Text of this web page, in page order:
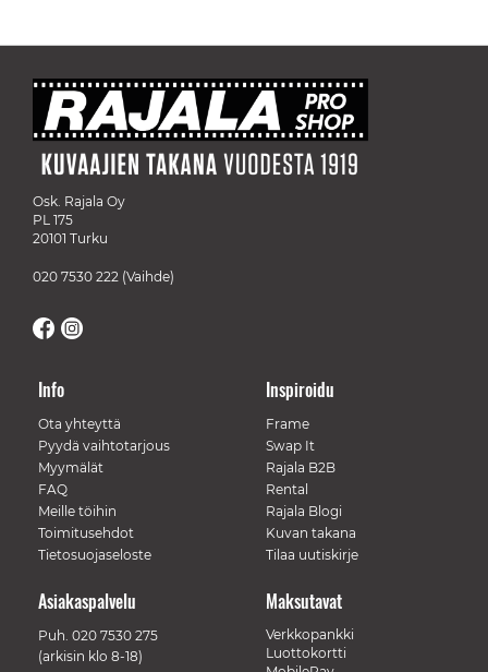
Osk. Rajala Oy
PL 175
20101 Turku
020 7530 222 (Vaihde)
Info
Ota yhteyttä
Pyydä vaihtotarjous
Myymälät
FAQ
Meille töihin
Toimitusehdot
Tietosuojaseloste
Inspiroidu
Frame
Swap It
Rajala B2B
Rental
Rajala Blogi
Kuvan takana
Tilaa uutiskirje
Maksutavat
Verkkopankki
Luottokortti
Asiakaspalvelu
Puh. 020 7530 275
(arkisin klo 8-18)